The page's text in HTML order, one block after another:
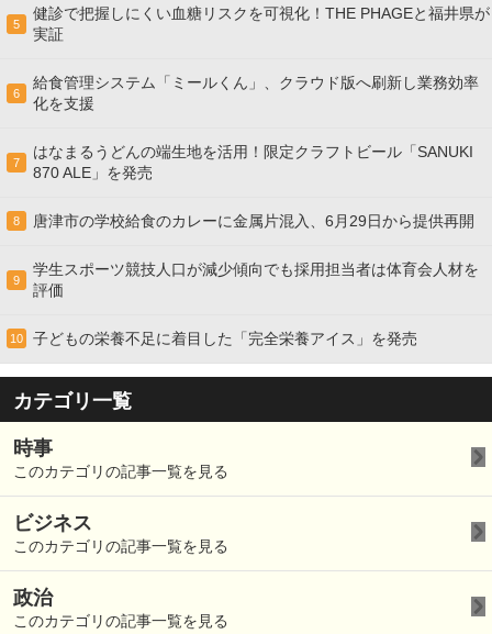
5
健診で把握しにくい血糖リスクを可視化！THE PHAGEと福井県が
実証
6
給食管理システム「ミールくん」、クラウド版へ刷新し業務効率
化を支援
7
はなまるうどんの端生地を活用！限定クラフトビール「SANUKI
870 ALE」を発売
8 唐津市の学校給食のカレーに金属片混入、6月29日から提供再開
9
学生スポーツ競技人口が減少傾向でも採用担当者は体育会人材を
評価
10 子どもの栄養不足に着目した「完全栄養アイス」を発売
カテゴリ一覧
時事
このカテゴリの記事一覧を見る
ビジネス
このカテゴリの記事一覧を見る
政治
このカテゴリの記事一覧を見る